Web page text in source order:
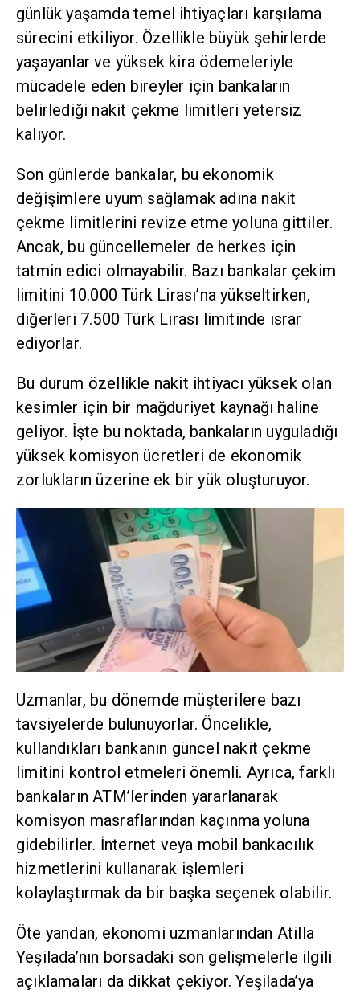
günlük yaşamda temel ihtiyaçları karşılama
sürecini etkiliyor. Özellikle büyük şehirlerde
yaşayanlar ve yüksek kira ödemeleriyle
mücadele eden bireyler için bankaların
belirlediği nakit çekme limitleri yetersiz
kalıyor.
Son günlerde bankalar, bu ekonomik
değişimlere uyum sağlamak adına nakit
çekme limitlerini revize etme yoluna gittiler.
Ancak, bu güncellemeler de herkes için
tatmin edici olmayabilir. Bazı bankalar çekim
limitini 10.000 Türk Lirası’na yükseltirken,
diğerleri 7.500 Türk Lirası limitinde ısrar
ediyorlar.
Bu durum özellikle nakit ihtiyacı yüksek olan
kesimler için bir mağduriyet kaynağı haline
geliyor. İşte bu noktada, bankaların uyguladığı
yüksek komisyon ücretleri de ekonomik
zorlukların üzerine ek bir yük oluşturuyor.
Uzmanlar, bu dönemde müşterilere bazı
tavsiyelerde bulunuyorlar. Öncelikle,
kullandıkları bankanın güncel nakit çekme
limitini kontrol etmeleri önemli. Ayrıca, farklı
bankaların ATM’lerinden yararlanarak
komisyon masraflarından kaçınma yoluna
gidebilirler. İnternet veya mobil bankacılık
hizmetlerini kullanarak işlemleri
kolaylaştırmak da bir başka seçenek olabilir.
Öte yandan, ekonomi uzmanlarından Atilla
Yeşilada’nın borsadaki son gelişmelerle ilgili
açıklamaları da dikkat çekiyor. Yeşilada’ya